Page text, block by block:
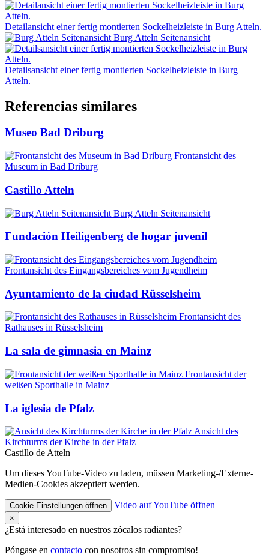
Detailansicht einer fertig montierten Sockelheizleiste in Burg Atteln.
Burg Atteln Seitenansicht
Detailsansicht einer fertig montierten Sockelheizleiste in Burg
Atteln.
Referencias similares
Museo Bad Driburg
Frontansicht des
Museum in Bad Driburg
Castillo Atteln
Burg Atteln Seitenansicht
Fundación Heiligenberg de hogar juvenil
Frontansicht des Eingangsbereiches vom Jugendheim
Ayuntamiento de la ciudad Rüsselsheim
Frontansicht des
Rathauses in Rüsselsheim
La sala de gimnasia en Mainz
Frontansicht der
weißen Sporthalle in Mainz
La iglesia de Pfalz
Ansicht des
Kirchturms der Kirche in der Pfalz
Castillo de Atteln
Um dieses YouTube-Video zu laden, müssen Marketing-/Externe-
Medien-Cookies akzeptiert werden.
Cookie-Einstellungen öffnen Video auf YouTube öffnen
×
¿Está interesado en nuestros zócalos radiantes?
Póngase en contacto con nosotros sin compromiso!